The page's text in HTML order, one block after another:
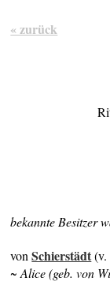
« zurück
bekannte Besitzer
vonSchierstädt(v.
~ Alice (geb. von